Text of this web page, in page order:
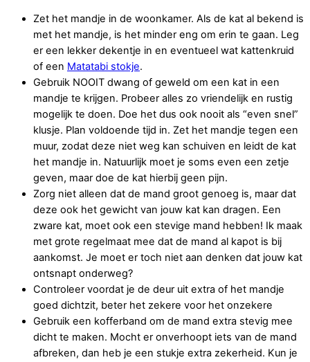
Zet het mandje in de woonkamer. Als de kat al bekend is
met het mandje, is het minder eng om erin te gaan. Leg
er een lekker dekentje in en eventueel wat kattenkruid
of een Matatabi stokje.
Gebruik NOOIT dwang of geweld om een kat in een
mandje te krijgen. Probeer alles zo vriendelijk en rustig
mogelijk te doen. Doe het dus ook nooit als “even snel”
klusje. Plan voldoende tijd in. Zet het mandje tegen een
muur, zodat deze niet weg kan schuiven en leidt de kat
het mandje in. Natuurlijk moet je soms even een zetje
geven, maar doe de kat hierbij geen pijn.
Zorg niet alleen dat de mand groot genoeg is, maar dat
deze ook het gewicht van jouw kat kan dragen. Een
zware kat, moet ook een stevige mand hebben! Ik maak
met grote regelmaat mee dat de mand al kapot is bij
aankomst. Je moet er toch niet aan denken dat jouw kat
ontsnapt onderweg?
Controleer voordat je de deur uit extra of het mandje
goed dichtzit, beter het zekere voor het onzekere
Gebruik een kofferband om de mand extra stevig mee
dicht te maken. Mocht er onverhoopt iets van de mand
afbreken, dan heb je een stukje extra zekerheid. Kun je